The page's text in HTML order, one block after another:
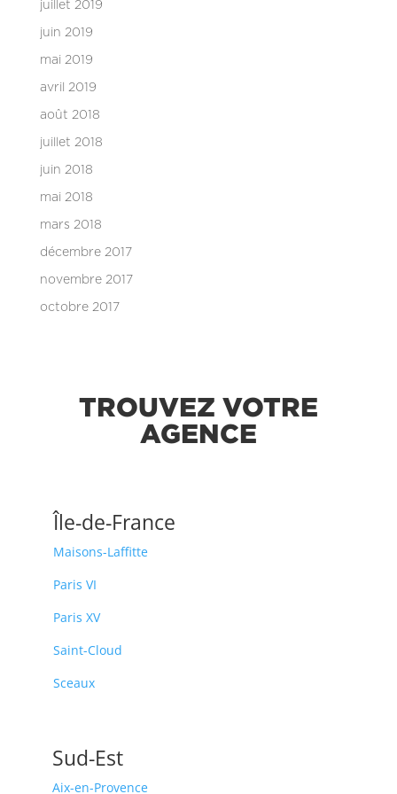
juillet 2019
juin 2019
mai 2019
avril 2019
août 2018
juillet 2018
juin 2018
mai 2018
mars 2018
décembre 2017
novembre 2017
octobre 2017
TROUVEZ VOTRE
AGENCE
Île-de-France
Maisons-Laffitte
Paris VI
Paris XV
Saint-Cloud
Sceaux
Sud-Est
Aix-en-Provence